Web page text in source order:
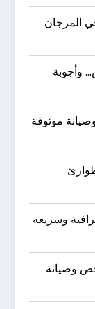
المرجان
وأجوبة
موثوقة
وسريعة
وصيانة